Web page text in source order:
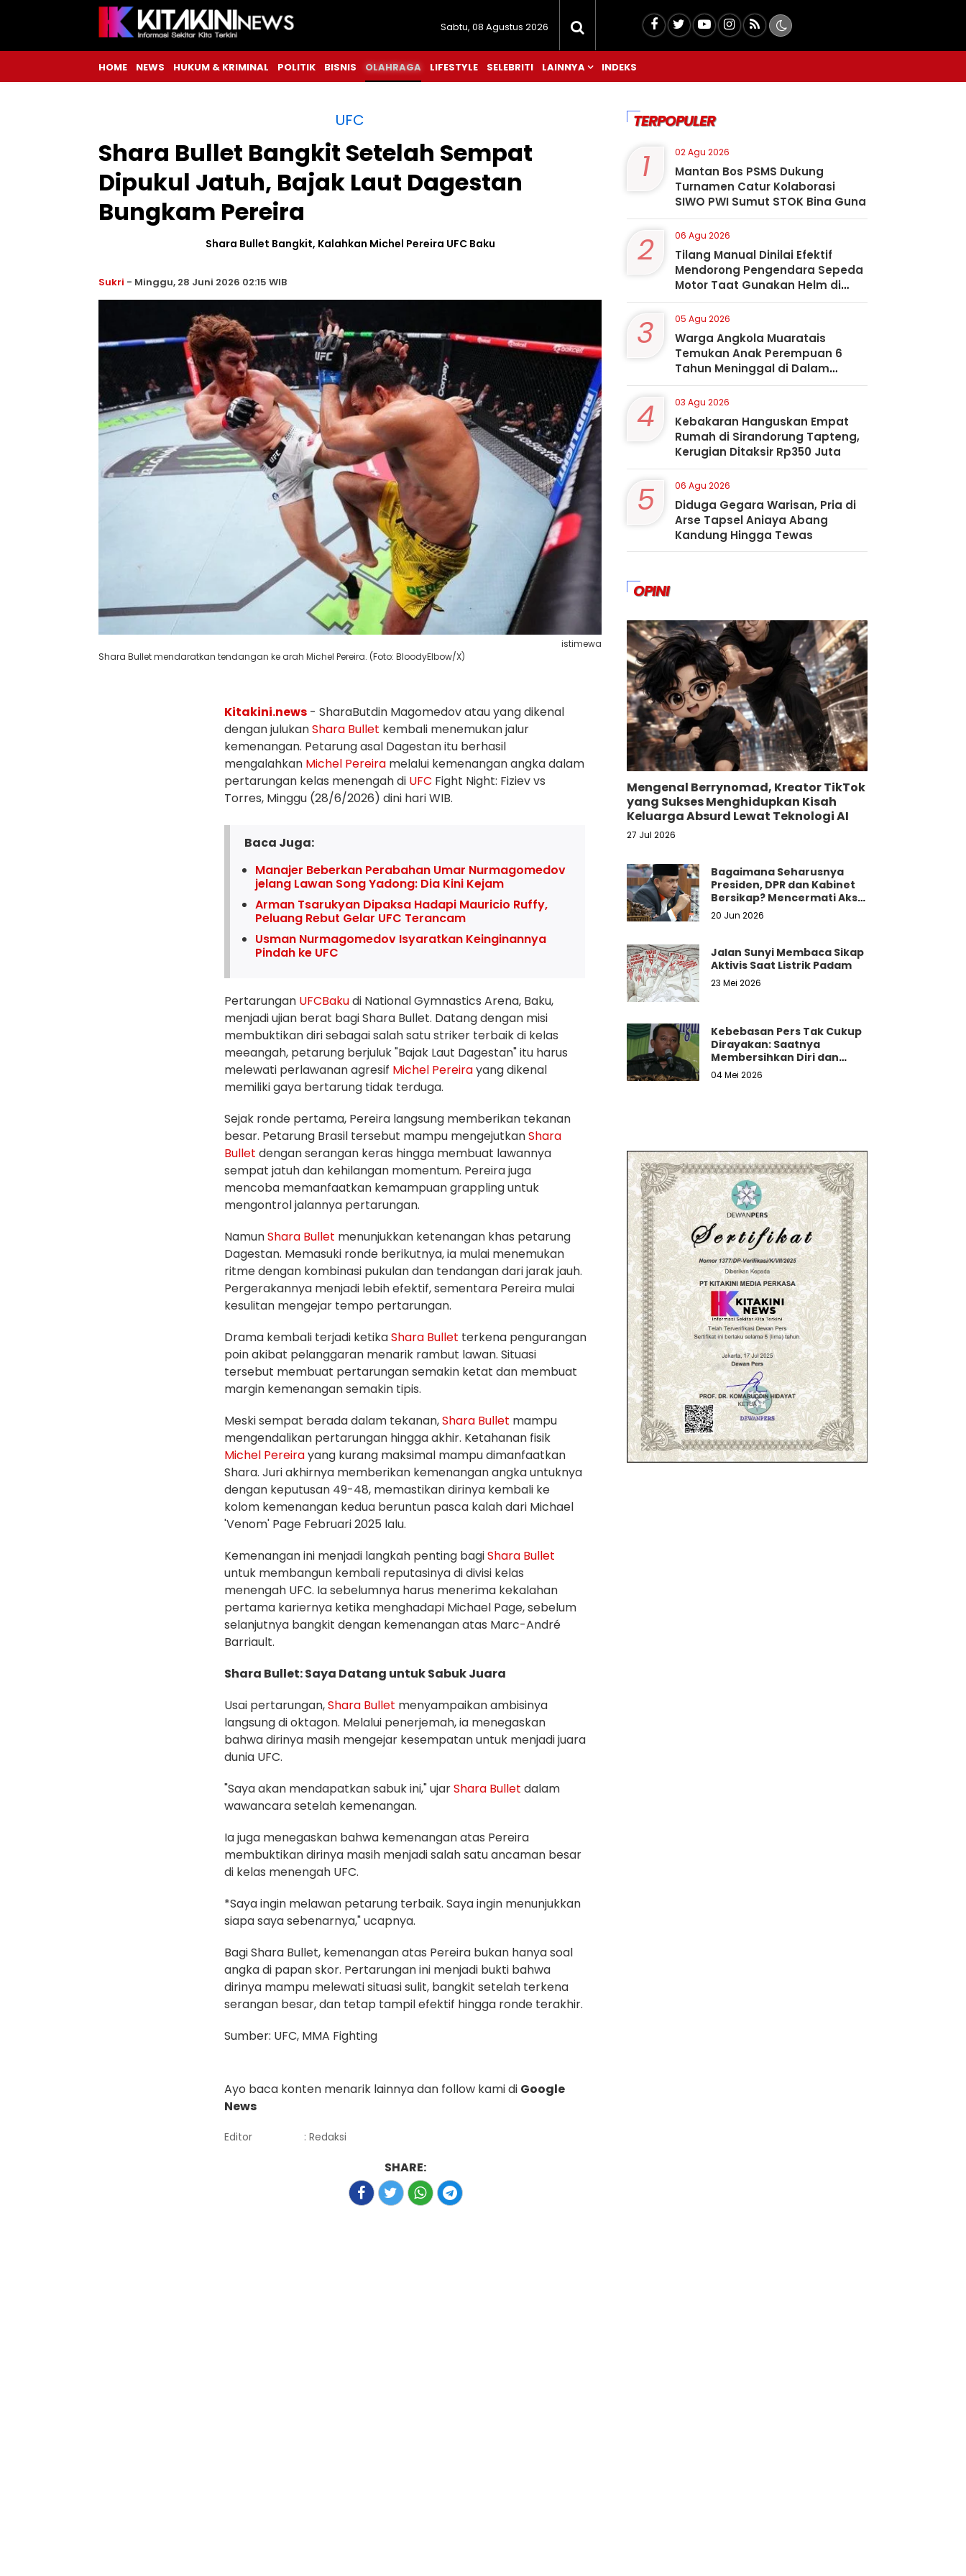
Sabtu, 08 Agustus 2026
HOME NEWS HUKUM & KRIMINAL POLITIK BISNIS OLAHRAGA LIFESTYLE SELEBRITI LAINNYA INDEKS
UFC
Shara Bullet Bangkit Setelah Sempat
Dipukul Jatuh, Bajak Laut Dagestan
Bungkam Pereira
Shara Bullet Bangkit, Kalahkan Michel Pereira UFC Baku
Sukri - Minggu, 28 Juni 2026 02:15 WIB
istimewa
Shara Bullet mendaratkan tendangan ke arah Michel Pereira. (Foto: BloodyElbow/X)
Kitakini.news - SharaButdin Magomedov atau yang dikenal
dengan julukanShara Bullet kembali menemukan jalur
kemenangan. Petarung asal Dagestan itu berhasil
mengalahkan Michel Pereira melalui kemenangan angka dalam
pertarungan kelas menengah di UFC Fight Night: Fiziev vs
Torres, Minggu (28/6/2026) dini hari WIB.
Baca Juga:
Manajer Beberkan Perabahan Umar Nurmagomedov
jelang Lawan Song Yadong: Dia Kini Kejam
Arman Tsarukyan Dipaksa Hadapi Mauricio Ruffy,
Peluang Rebut Gelar UFC Terancam
Usman Nurmagomedov Isyaratkan Keinginannya
Pindah ke UFC
Pertarungan UFCBakudi National Gymnastics Arena, Baku,
menjadi ujian berat bagi Shara Bullet. Datang dengan misi
membuktikan diri sebagai salah satu striker terbaik di kelas
meeangah, petarung berjuluk "Bajak Laut Dagestan" itu harus
melewati perlawanan agresif Michel Pereirayang dikenal
memiliki gaya bertarung tidak terduga.
Sejak ronde pertama, Pereira langsung memberikan tekanan
besar. Petarung Brasil tersebut mampu mengejutkanShara
Bullet dengan serangan keras hingga membuat lawannya
sempat jatuh dan kehilangan momentum. Pereira juga
mencoba memanfaatkan kemampuan grappling untuk
mengontrol jalannya pertarungan.
NamunShara Bullet menunjukkan ketenangan khas petarung
Dagestan. Memasuki ronde berikutnya, ia mulai menemukan
ritme dengan kombinasi pukulan dan tendangan dari jarak jauh.
Pergerakannya menjadi lebih efektif, sementara Pereira mulai
kesulitan mengejar tempo pertarungan.
Drama kembali terjadi ketikaShara Bullet terkena pengurangan
poin akibat pelanggaran menarik rambut lawan. Situasi
tersebut membuat pertarungan semakin ketat dan membuat
margin kemenangan semakin tipis.
Meski sempat berada dalam tekanan,Shara Bullet mampu
mengendalikan pertarungan hingga akhir. Ketahanan fisik
Michel Pereirayang kurang maksimal mampu dimanfaatkan
Shara. Juri akhirnya memberikan kemenangan angka untuknya
dengan keputusan 49-48, memastikan dirinya kembali ke
kolom kemenangan kedua beruntun pasca kalah dari Michael
'Venom' Page Februari 2025 lalu.
Kemenangan ini menjadi langkah penting bagiShara Bullet
untuk membangun kembali reputasinya di divisi kelas
menengah UFC. Ia sebelumnya harus menerima kekalahan
pertama kariernya ketika menghadapi Michael Page, sebelum
selanjutnya bangkit dengan kemenangan atas Marc-André
Barriault.
Shara Bullet: Saya Datang untuk Sabuk Juara
Usai pertarungan,Shara Bullet menyampaikan ambisinya
langsung di oktagon. Melalui penerjemah, ia menegaskan
bahwa dirinya masih mengejar kesempatan untuk menjadi juara
dunia UFC.
"Saya akan mendapatkan sabuk ini," ujarShara Bullet dalam
wawancara setelah kemenangan.
Ia juga menegaskan bahwa kemenangan atas Pereira
membuktikan dirinya masih menjadi salah satu ancaman besar
di kelas menengah UFC.
*Saya ingin melawan petarung terbaik. Saya ingin menunjukkan
siapa saya sebenarnya," ucapnya.
Bagi Shara Bullet, kemenangan atas Pereira bukan hanya soal
angka di papan skor. Pertarungan ini menjadi bukti bahwa
dirinya mampu melewati situasi sulit, bangkit setelah terkena
serangan besar, dan tetap tampil efektif hingga ronde terakhir.
Sumber: UFC, MMA Fighting
Ayo baca konten menarik lainnya dan follow kami di Google
News
Editor : Redaksi
SHARE:
TERPOPULER
1 02 Agu 2026
Mantan Bos PSMS Dukung
Turnamen Catur Kolaborasi
SIWO PWI Sumut STOK Bina Guna
2 06 Agu 2026
Tilang Manual Dinilai Efektif
Mendorong Pengendara Sepeda
Motor Taat Gunakan Helm di
Kota Padangsidimpuan
3 05 Agu 2026
Warga Angkola Muaratais
Temukan Anak Perempuan 6
Tahun Meninggal di Dalam
Sumur
4 03 Agu 2026
Kebakaran Hanguskan Empat
Rumah di Sirandorung Tapteng,
Kerugian Ditaksir Rp350 Juta
5 06 Agu 2026
Diduga Gegara Warisan, Pria di
Arse Tapsel Aniaya Abang
Kandung Hingga Tewas
OPINI
Mengenal Berrynomad, Kreator TikTok
yang Sukses Menghidupkan Kisah
Keluarga Absurd Lewat Teknologi AI
27 Jul 2026
Bagaimana Seharusnya
Presiden, DPR dan Kabinet
Bersikap? Mencermati Aksi
Damai Mahasiswa dan
20 Jun 2026
Jalan Sunyi Membaca Sikap
Aktivis Saat Listrik Padam
23 Mei 2026
Kebebasan Pers Tak Cukup
Dirayakan: Saatnya
Membersihkan Diri dan
Melawan Tekanan Nyata
04 Mei 2026